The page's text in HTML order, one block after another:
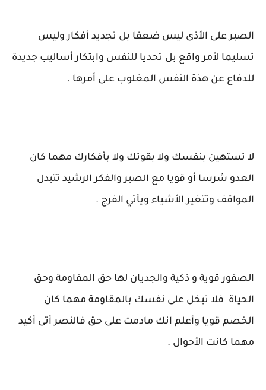
الصبر على الأذى ليس ضعفا بل تجديد أفكار وليس
تسليما لأمر واقع بل تحديا للنفس وابتكار أساليب جديدة
للدفاع عن هذة النفس المغلوب على أمرها .
لا تستهين بنفسك ولا بقوتك ولا بأفكارك مهما كان
العدو شرسا أو قويا مع الصبر والفكر الرشيد تتبدل
المواقف وتتغير الأشياء ويأتي الفرج .
الصقور قوية و ذكية والجديان لها حق المقاومة وحق
الحياة فلا تبخل على نفسك بالمقاومة مهما كان
الخصم قويا وأعلم انك مادمت على حق فالنصر أتى أكيد
مهما كانت الأحوال .